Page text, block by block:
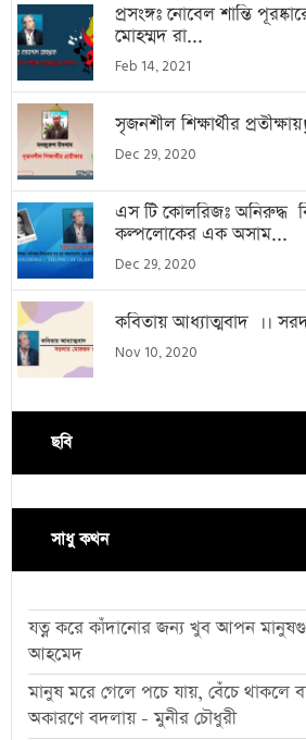
প্রসংঙ্গঃ নোবেল শান্তি
মোহম্মদ রা...
Feb 14, 2021
সৃজনশীল শিক্ষার্থীর
Dec 29, 2020
এস টি কোলরিজঃ অনিরুদ্ধ
কল্পলোকের এক অসাম...
Dec 29, 2020
কবিতায় আধ্যাত্মবাদ ।।
Nov 10, 2020
ছবি
সাধু কথন
যত্ন করে কাঁদানোর জন্য খুব আপন
আহমেদ
মানুষ মরে গেলে পচে যায়, বেঁচে থাকলে
অকারণে বদলায় - মুনীর চৌধুরী